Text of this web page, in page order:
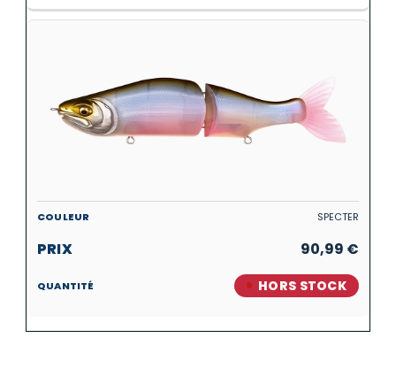
SPECTER
90,99 €
HORS STOCK